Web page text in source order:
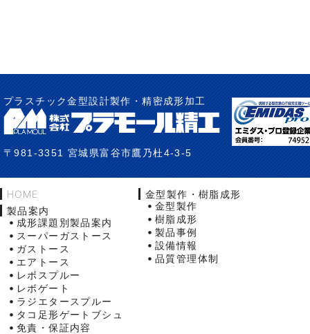
プラスチック金型設計製作・精密成形加工
〒981-3351 宮城県富谷市鷹乃杜4-3-5
HOME
製品案内
成形課題別製品案内
スーパーガストース
ガストース
エアトース
レボスプルー
レボゲート
ラジエタースプルー
タコ足形ゲートブシュ
免責・保証内容
金型製作・樹脂成形
金型製作
樹脂成形
製品事例
設備情報
品質管理体制